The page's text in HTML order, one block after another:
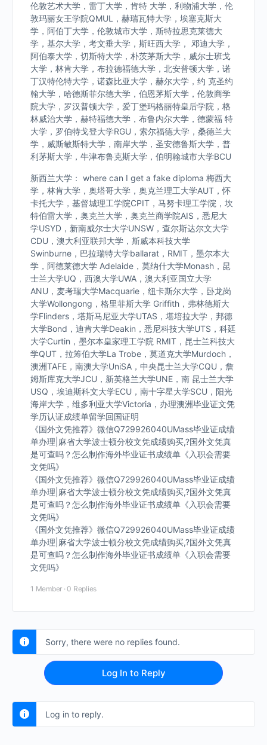
伦敦艺术大学，雷丁大学，肯特 大学，利物浦大学，伦
敦玛丽女王学院QMUL，赫瑞瓦特大学，埃塞克斯大
学，阿伯丁大学，伦敦城市大学，斯特拉思克莱德大
学，基尔大学，考文垂大学，斯旺西大学， 邓迪大学，
阿伯泰大学，切斯特大学，朴茨茅斯大学，威尔士班戈
大学，林肯大学，布拉德福德大学，北安普顿大学，诺
丁汉特伦特大学，诺森比亚大学，赫尔大学，约 克圣约
翰大学，哈德斯菲尔德大学，伯恩茅斯大学，伦敦商学
院大学，罗汉普顿大学，爱丁堡玛格丽特皇后学院，格
林威治大学，赫特福德大学，布鲁内尔大学，德蒙福 特
大学，罗伯特戈登大学RGU，索尔福德大学，桑德兰大
学，威斯敏斯特大学，南岸大学，圣安德鲁斯大学，普
利茅斯大学，牛津布鲁克斯大学，伯明翰城市大学BCU
新西兰大学： where can I get a fake diploma 梅西大
学，林肯大学，奥塔哥大学，奥克兰理工大学AUT，怀
卡托大学，基督城理工学院CPIT，马努卡理工学院，坎
特伯雷大学，奥克兰大学，奥克兰商学院AIS，悉尼大
学USYD，新南威尔士大学UNSW，查尔斯达尔文大学
CDU，澳大利亚联邦大学，斯威本科技大学
Swinburne，巴拉瑞特大学ballarat，RMIT，墨尔本大
学，阿德莱德大学 Adelaide，莫纳什大学Monash，昆
士兰大学UQ，西澳大学UWA，澳大利亚国立大学
ANU，麦考瑞大学Macquarie，纽卡斯尔大学，卧龙岗
大学Wollongong，格里菲斯大学 Griffith，弗林德斯大
学Flinders，塔斯马尼亚大学UTAS，堪培拉大学，邦德
大学Bond，迪肯大学Deakin，悉尼科技大学UTS，科廷
大学Curtin，墨尔本皇家理工学院 RMIT，昆士兰科技大
学QUT，拉筹伯大学La Trobe，莫道克大学Murdoch，
澳洲TAFE，南澳大学UniSA，中央昆士兰大学CQU，詹
姆斯库克大学JCU，新英格兰大学UNE，南 昆士兰大学
USQ，埃迪斯科文大学ECU，南十字星大学SCU，阳光
海岸大学，维多利亚大学Victoria，办理澳洲毕业证文凭
学历认证成绩单留学回国证明
《国外文凭推荐》微信Q729926040UMass毕业证成绩
单办理|麻省大学波士顿分校文凭成绩购买,?国外文凭真
是可查吗？怎么制作海外毕业证书成绩单《入职会需要
文凭吗》
《国外文凭推荐》微信Q729926040UMass毕业证成绩
单办理|麻省大学波士顿分校文凭成绩购买,?国外文凭真
是可查吗？怎么制作海外毕业证书成绩单《入职会需要
文凭吗》
《国外文凭推荐》微信Q729926040UMass毕业证成绩
单办理|麻省大学波士顿分校文凭成绩购买,?国外文凭真
是可查吗？怎么制作海外毕业证书成绩单《入职会需要
文凭吗》
1 Member · 0 Replies
Sorry, there were no replies found.
Log In to Reply
Log in to reply.